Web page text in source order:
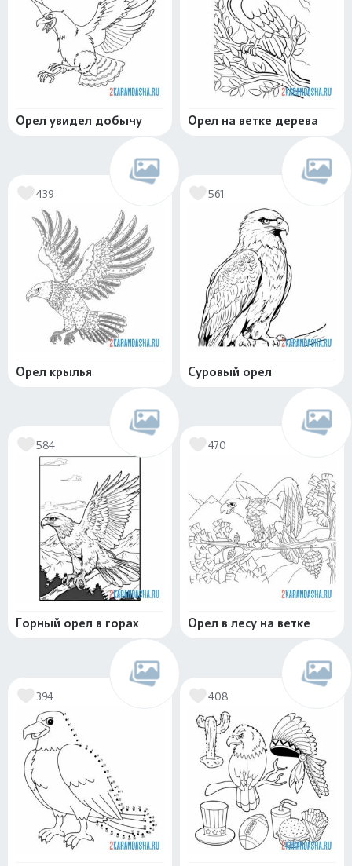
Орел увидел добычу Орел на ветке дерева
439
Орел крылья
561
Суровый орел
584
Горный орел в горах
470
Орел в лесу на ветке
394 408